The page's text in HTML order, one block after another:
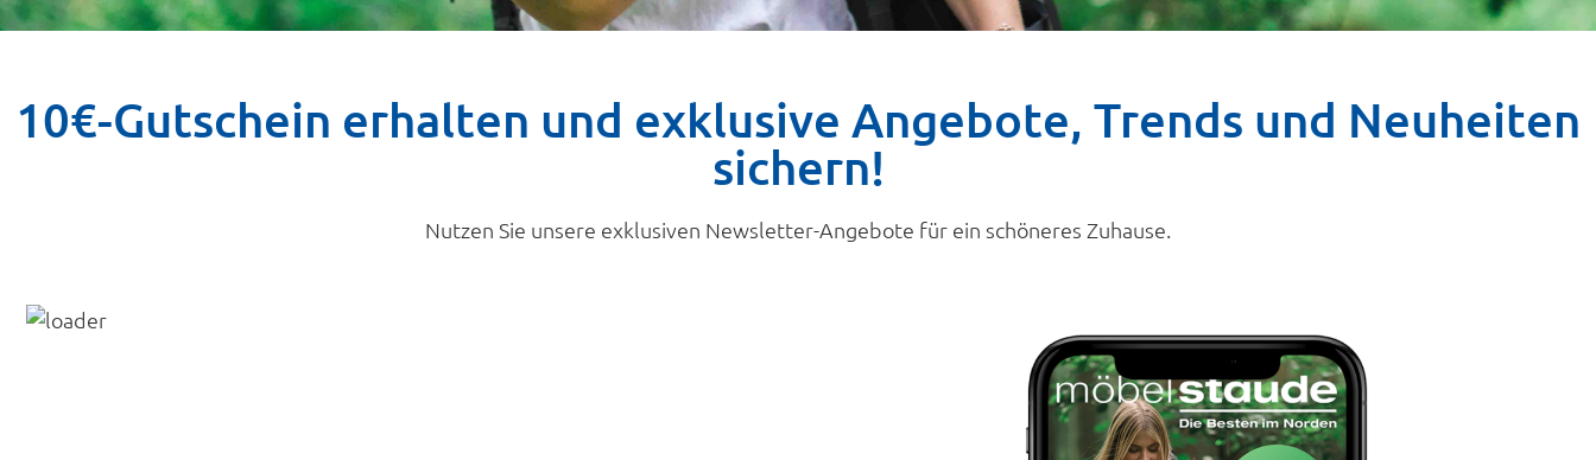
10€-Gutschein erhalten und exklusive Angebote, Trends und Neuheiten
sichern!
Nutzen Sie unsere exklusiven Newsletter-Angebote für ein schöneres Zuhause.